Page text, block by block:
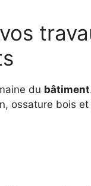
du bâtiment
ossature bois